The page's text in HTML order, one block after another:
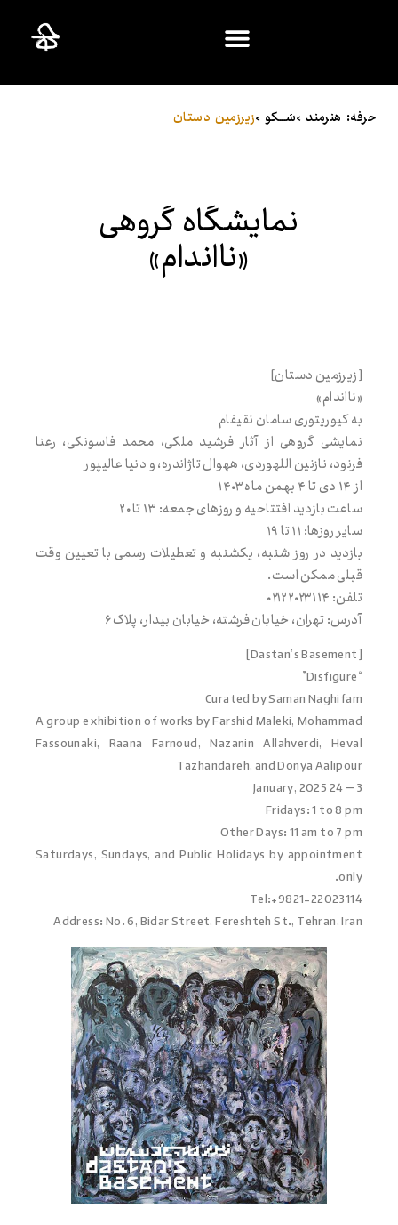
حرفه: هنرمند >سَـــکو >زیرزمین دستان
نمایشگاه گروهی
«نا‌اندام»
[زیرزمین دستان]
«نااندام»
به کیوریتوری سامان نقی‌فام
نمایشی گروهی از آثار فرشید ملکی، محمد فاسونكی، رعنا
فرنود، نازنین الله‌وردی، هه‌وال تاژاندره، و دنیا عالی‌پور
از ۱۴ دی تا ۴ بهمن ماه ۱۴۰۳
‎بازدید در روز شنبه‌، یکشنبه‌ و تعطیلات رسمی با تعیین وقت
قبلی ممکن است.
[Dastan’s Basement]
“Disfigure”
Curated by Saman Naghifam
A group exhibition of works by Farshid Maleki, Mohammad
Fassounaki, Raana Farnoud, Nazanin Allahverdi, Heval
Tazhandareh, and Donya Aalipour
3 – 24 January, 2025
Fridays: 1 to 8 pm
Other Days: 11 am to 7 pm
Saturdays, Sundays, and Public Holidays by appointment
only.
Tel:+9821-22023114
Address: No. 6, Bidar Street, Fereshteh St., Tehran, Iran